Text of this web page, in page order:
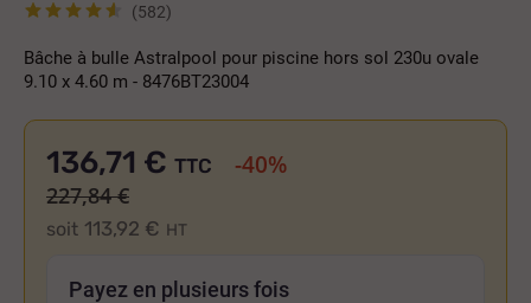
(582)
Bâche à bulle Astralpool pour piscine hors sol 230u ovale
9.10 x 4.60 m - 8476BT23004
136,71 €
soit 113,92 € HT
TTC -40%
227,84 €
Payez en plusieurs fois